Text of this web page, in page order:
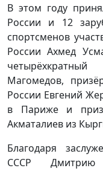
В этом году
России и 12
спортсменов
России Ахмед
Магомедов,
России Евгений
в Париже и
Акматалиев из
Благодаря
СССР Дмитрию